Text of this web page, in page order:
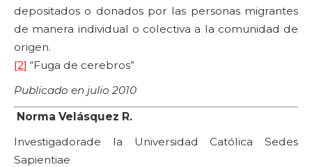
depositados o donados por las personas migrantes
de manera individual o colectiva a la comunidad de
origen.
[2] “Fuga de cerebros”
Publicado en julio 2010
Norma Velásquez R.
Investigadorade la Universidad Católica Sedes
Sapientiae